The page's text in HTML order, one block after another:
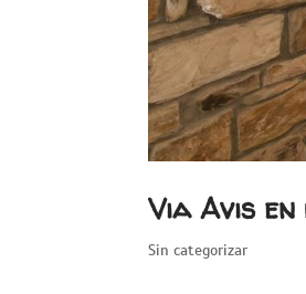
Via Avis
Sin categorizar